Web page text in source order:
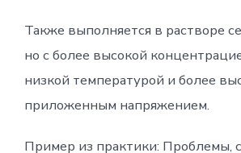
Также выполняется в растворе
но с более высокой
низкой температурой и более
приложенным напряжением.
Пример из практики: Проблемы,